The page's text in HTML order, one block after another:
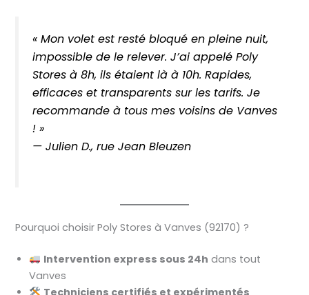
« Mon volet est resté bloqué en pleine nuit,
impossible de le relever. J’ai appelé Poly
Stores à 8h, ils étaient là à 10h. Rapides,
efficaces et transparents sur les tarifs. Je
recommande à tous mes voisins de Vanves
! »
—Julien D., rue Jean Bleuzen
Pourquoi choisir Poly Stores à Vanves (92170) ?
Intervention express sous 24h dans tout
Vanves
Techniciens certifiés et expérimentés